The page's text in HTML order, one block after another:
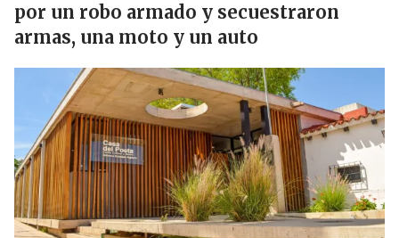
por un robo armado y secuestraron
armas, una moto y un auto